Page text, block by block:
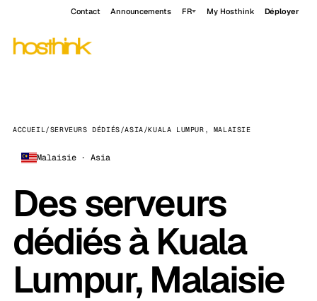
Contact Announcements FR My Hosthink Déployer
ACCUEIL/SERVEURS DÉDIÉS/ASIA/KUALA LUMPUR, MALAISIE
Malaisie · Asia
Des serveurs
dédiés à Kuala
Lumpur, Malaisie